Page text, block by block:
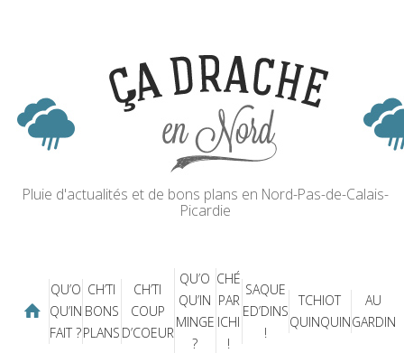
Pluie d'actualités et de bons plans en Nord-Pas-de-Calais-
Picardie
QU’O
QU’IN
FAIT ?
CH’TI
BONS
PLANS
CH’TI
COUP
D’COEUR
QU’O
QU’IN
MINGE
?
CHÉ
PAR
ICHI
!
SAQUE
ED’DINS
!
TCHIOT
QUINQUIN
AU
GARDIN